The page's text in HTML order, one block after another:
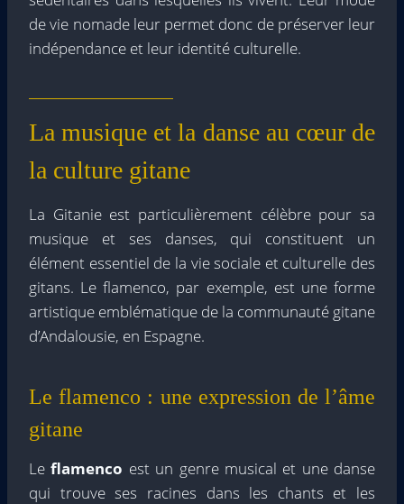
de vie nomade leur permet donc de préserver leur
indépendance et leur identité culturelle.
La musique et la danse au cœur de
la culture gitane
La Gitanie est particulièrement célèbre pour sa
musique et ses danses, qui constituent un
élément essentiel de la vie sociale et culturelle des
gitans. Le flamenco, par exemple, est une forme
artistique emblématique de la communauté gitane
d’Andalousie, en Espagne.
Le flamenco : une expression de l’âme
gitane
Leflamenco est un genre musical et une danse
qui trouve ses racines dans les chants et les